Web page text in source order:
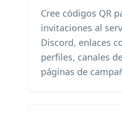
Cree códigos QR
invitaciones al
Discord, enlaces
perfiles, canales
páginas de